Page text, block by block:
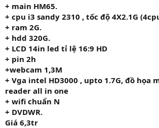
+ main HM65.
+ cpu i3 sandy 2310 , tốc độ 4X2.1G
+ ram 2G.
+ hdd 320G.
+ LCD 14in led tỉ lệ 16:9 HD
+ pin 2h
+webcam 1,3M
+ Vga intel HD3000 , upto 1.7G, đồ họa
reader all in one
+ wifi chuẩn N
+ DVDWR.
Giá 6,3tr